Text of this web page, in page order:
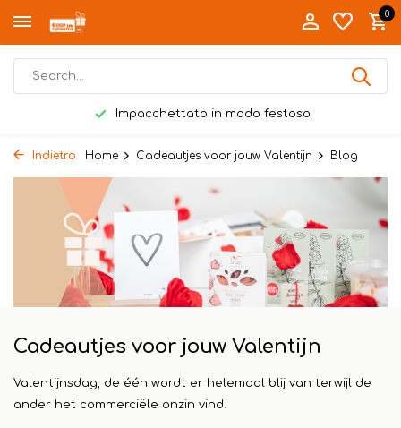
0
Impacchettato in modo festoso
Indietro Home Cadeautjes voor jouw Valentijn Blog
Cadeautjes voor jouw Valentijn
Valentijnsdag, de één wordt er helemaal blij van terwijl de
ander het commerciële onzin vind.